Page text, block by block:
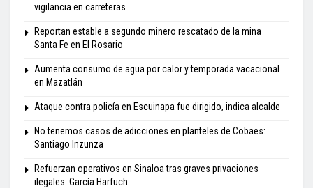
vigilancia en carreteras
Reportan estable a segundo minero rescatado de la mina
Santa Fe en El Rosario
Aumenta consumo de agua por calor y temporada vacacional
en Mazatlán
Ataque contra policía en Escuinapa fue dirigido, indica alcalde
No tenemos casos de adicciones en planteles de Cobaes:
Santiago Inzunza
Refuerzan operativos en Sinaloa tras graves privaciones
ilegales: García Harfuch